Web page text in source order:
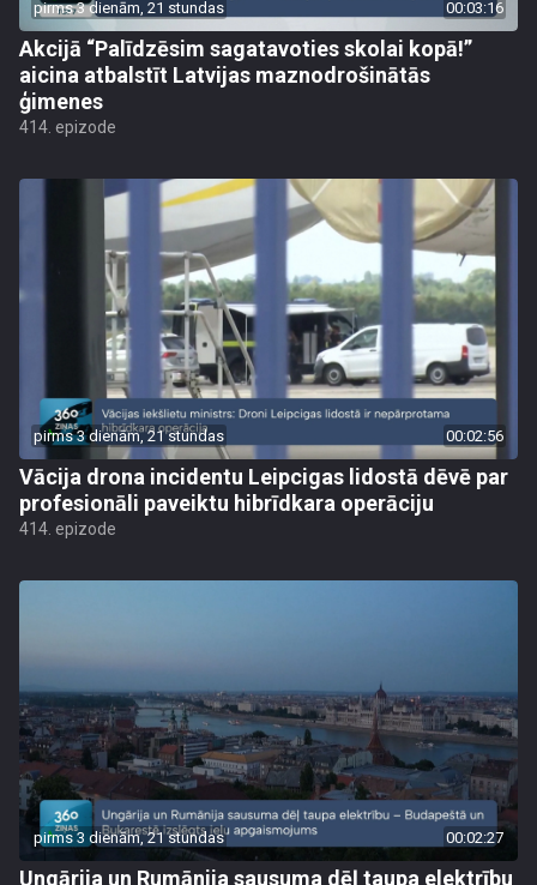
pirms 3 dienām, 21 stundas 00:03:16
Akcijā “Palīdzēsim sagatavoties skolai kopā!”
aicina atbalstīt Latvijas maznodrošinātās
ģimenes
414. epizode
pirms 3 dienām, 21 stundas 00:02:56
Vācija drona incidentu Leipcigas lidostā dēvē par
profesionāli paveiktu hibrīdkara operāciju
414. epizode
pirms 3 dienām, 21 stundas 00:02:27
Ungārija un Rumānija sausuma dēļ taupa elektrību